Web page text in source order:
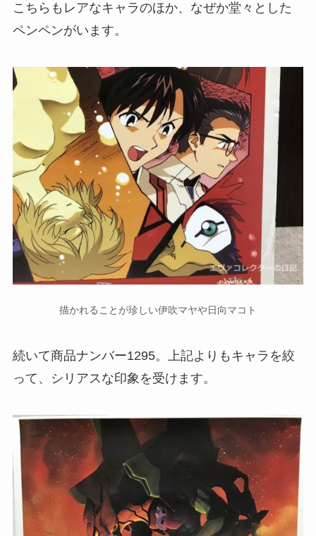
こちらもレアなキャラのほか、なぜか堂々とした
ペンペンがいます。
描かれることが珍しい伊吹マヤや日向マコト
続いて商品ナンバー1295。上記よりもキャラを絞
って、シリアスな印象を受けます。